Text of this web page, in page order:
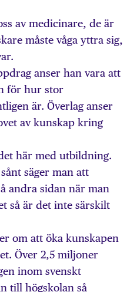
av medicinare, de är
måste våga yttra sig,
anser han vara att
för hur stor
är. Överlag anser
av kunskap kring
här med utbildning.
säger man att
andra sidan när man
så är det inte särskilt
om att öka kunskapen
Över 2,5 miljoner
inom svenskt
till högskolan så